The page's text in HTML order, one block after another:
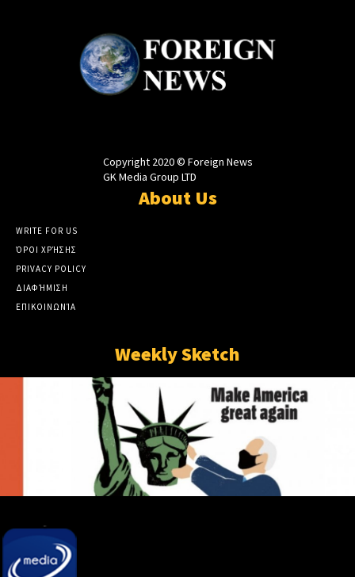
Copyright 2020 © Foreign News
GK Media Group LTD
About Us
WRITE FOR US
ΌΡΟΙ ΧΡΉΣΗΣ
PRIVACY POLICY
ΔΙΑΦΉΜΙΣΗ
ΕΠΙΚΟΙΝΩΝΊΑ
Weekly Sketch